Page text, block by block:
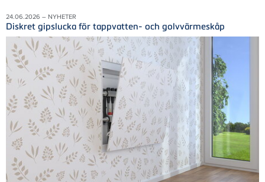
24.06.2026 – NYHETER
Diskret gipslucka för tappvatten- och golvvärmeskåp